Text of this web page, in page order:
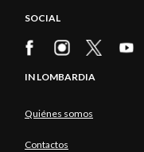
SOCIAL
IN LOMBARDIA
Quiénes somos
Contactos